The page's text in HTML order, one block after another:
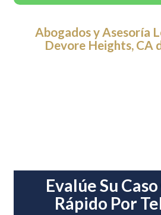
Abogados y Asesoría
Devore Heights, CA
Evalúe Su
Rápido Por